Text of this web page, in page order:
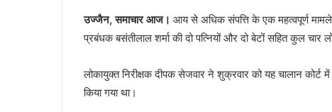
उज्जैन, समाचार आज। आय से अधिक संपत्ति के एक महत्वपूर्ण मामले
प्रबंधक बसंतीलाल शर्मा की दो पत्नियों और दो बेटों सहित कुल चार
लोकायुक्त निरीक्षक दीपक सेजवार ने शुक्रवार को यह चालान कोर्ट
किया गया था।